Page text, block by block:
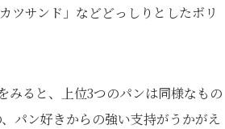
ツサンド」などどっしりとしたボリ
みると、上位3つのパンは同様なもの
パン好きからの強い支持がうかがえ